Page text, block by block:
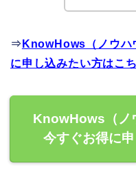
⇒ KnowHows（ノウハ
に申し込みたい方はこ
KnowHows（ノ
今すぐお得に